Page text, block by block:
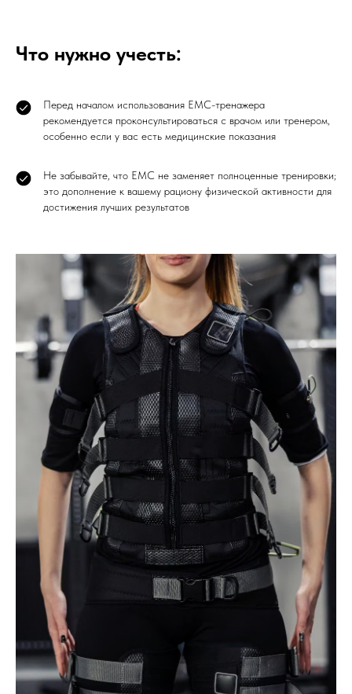
Что нужно учесть:
Перед началом использования ЕМС-тренажера
рекомендуется проконсультироваться с врачом или тренером,
особенно если у вас есть медицинские показания
Не забывайте, что ЕМС не заменяет полноценные тренировки;
это дополнение к вашему рациону физической активности для
достижения лучших результатов